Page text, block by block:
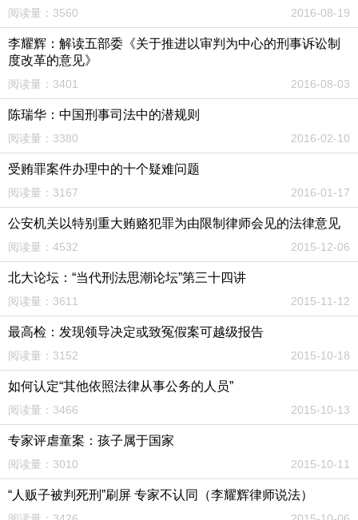
阅读量：3560 2016-08-19
李耀辉：解读五部委《关于推进以审判为中心的刑事诉讼制
度改革的意见》
阅读量：3401 2016-08-03
陈瑞华：中国刑事司法中的潜规则
阅读量：3380 2016-02-10
受贿罪案件办理中的十个疑难问题
阅读量：3167 2016-01-17
公安机关以特别重大贿赂犯罪为由限制律师会见的法律意见
阅读量：4532 2015-12-06
北大论坛：“当代刑法思潮论坛”第三十四讲
阅读量：3611 2015-11-12
最高检：发现领导决定或致冤假案可越级报告
阅读量：3152 2015-10-18
如何认定“其他依照法律从事公务的人员”
阅读量：3466 2015-10-13
专家评虐童案：孩子属于国家
阅读量：3010 2015-10-11
“人贩子被判死刑”刷屏 专家不认同（李耀辉律师说法）